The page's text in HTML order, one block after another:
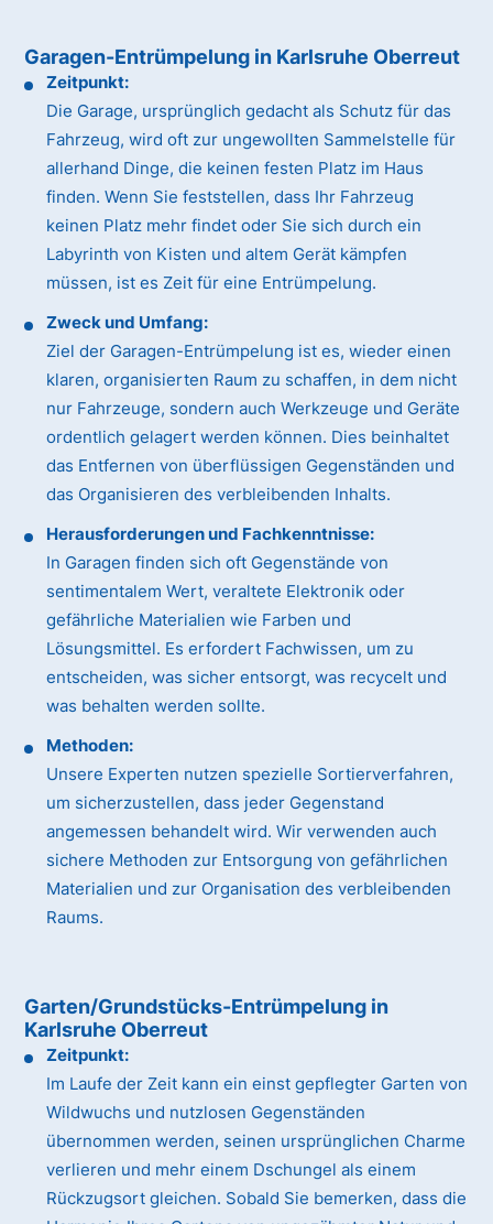
Garagen-Entrümpelung in Karlsruhe Oberreut
Zeitpunkt:
Die Garage, ursprünglich gedacht als Schutz für das
Fahrzeug, wird oft zur ungewollten Sammelstelle für
allerhand Dinge, die keinen festen Platz im Haus
finden. Wenn Sie feststellen, dass Ihr Fahrzeug
keinen Platz mehr findet oder Sie sich durch ein
Labyrinth von Kisten und altem Gerät kämpfen
müssen, ist es Zeit für eine Entrümpelung.
Zweck und Umfang:
Ziel der Garagen-Entrümpelung ist es, wieder einen
klaren, organisierten Raum zu schaffen, in dem nicht
nur Fahrzeuge, sondern auch Werkzeuge und Geräte
ordentlich gelagert werden können. Dies beinhaltet
das Entfernen von überflüssigen Gegenständen und
das Organisieren des verbleibenden Inhalts.
Herausforderungen und Fachkenntnisse:
In Garagen finden sich oft Gegenstände von
sentimentalem Wert, veraltete Elektronik oder
gefährliche Materialien wie Farben und
Lösungsmittel. Es erfordert Fachwissen, um zu
entscheiden, was sicher entsorgt, was recycelt und
was behalten werden sollte.
Methoden:
Unsere Experten nutzen spezielle Sortierverfahren,
um sicherzustellen, dass jeder Gegenstand
angemessen behandelt wird. Wir verwenden auch
sichere Methoden zur Entsorgung von gefährlichen
Materialien und zur Organisation des verbleibenden
Raums.
Garten/Grundstücks-Entrümpelung in
Karlsruhe Oberreut
Zeitpunkt:
Im Laufe der Zeit kann ein einst gepflegter Garten von
Wildwuchs und nutzlosen Gegenständen
übernommen werden, seinen ursprünglichen Charme
verlieren und mehr einem Dschungel als einem
Rückzugsort gleichen. Sobald Sie bemerken, dass die